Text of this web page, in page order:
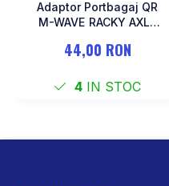
Adaptor Portbagaj QR
M-WAVE RACKY AXLE
44,00 RON
4 IN STOC